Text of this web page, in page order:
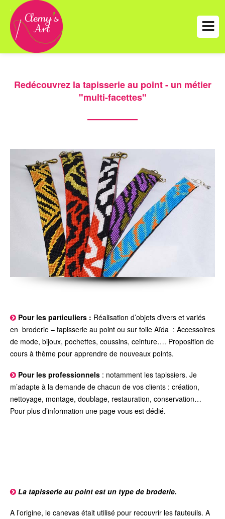
Redécouvrez la tapisserie au point - un métier
"multi-facettes"
Pour les particuliers : Réalisation d’objets divers et variés
en broderie – tapisserie au point ou sur toile Aïda : Accessoires
de mode, bijoux, pochettes, coussins, ceinture…. Proposition de
cours à thème pour apprendre de nouveaux points.
Pour les professionnels : notamment les tapissiers. Je
m’adapte à la demande de chacun de vos clients : création,
nettoyage, montage, doublage, restauration, conservation…
Pour plus d’information une page vous est dédié.
La tapisserie au point est un type de broderie.
A l’origine, le canevas était utilisé pour recouvrir les fauteuils. A